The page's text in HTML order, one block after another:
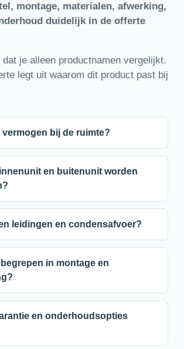
montage, materialen, afwerking,
duidelijk in de offerte
je alleen productnamen vergelijkt.
legt uit waarom dit product past bij
vermogen bij de ruimte?
en buitenunit worden
leidingen en condensafvoer?
in montage en
en onderhoudsopties